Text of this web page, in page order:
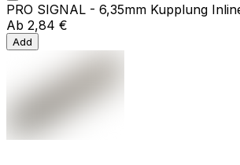
PRO SIGNAL - 6,35mm Kupplung
Ab 2,84 €
Add